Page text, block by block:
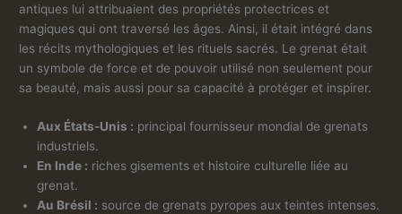
antiques lui attribuaient des propriétés protectrices et
magiques qui ont traversé les âges. Ainsi, il était intégré dans
les récits mythologiques et les rituels sacrés. Le grenat était
un symbole de force et de pouvoir utilisé non seulement pour
sa beauté, mais aussi pour sa capacité à protéger et inspirer.
Aux États-Unis : principal fournisseur mondial de grenats
industriels.
En Inde : riches gisements et histoire culturelle liée au
grenat.
Au Brésil : source de grenats pyropes aux teintes intenses.